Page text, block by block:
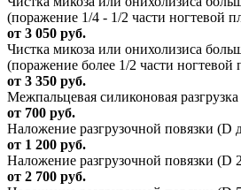
(поражение 1/4 - 1/2 части ногтевой
от 3 050 руб.
Чистка микоза или онихолизиса
(поражение более 1/2 части ногтевой
от 3 350 руб.
Межпальцевая силиконовая разгрузка
от 700 руб.
Наложение разгрузочной повязки (D
от 1 200 руб.
Наложение разгрузочной повязки (D
от 2 700 руб.